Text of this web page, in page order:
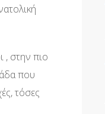
, στην πιο
που
τόσες